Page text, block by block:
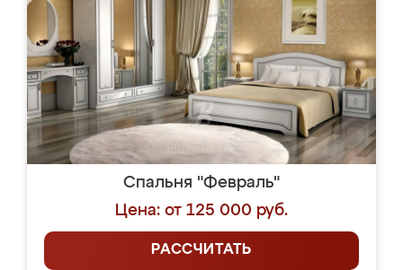
Спальня "Февраль"
Цена: от 125 000 руб.
РАССЧИТАТЬ